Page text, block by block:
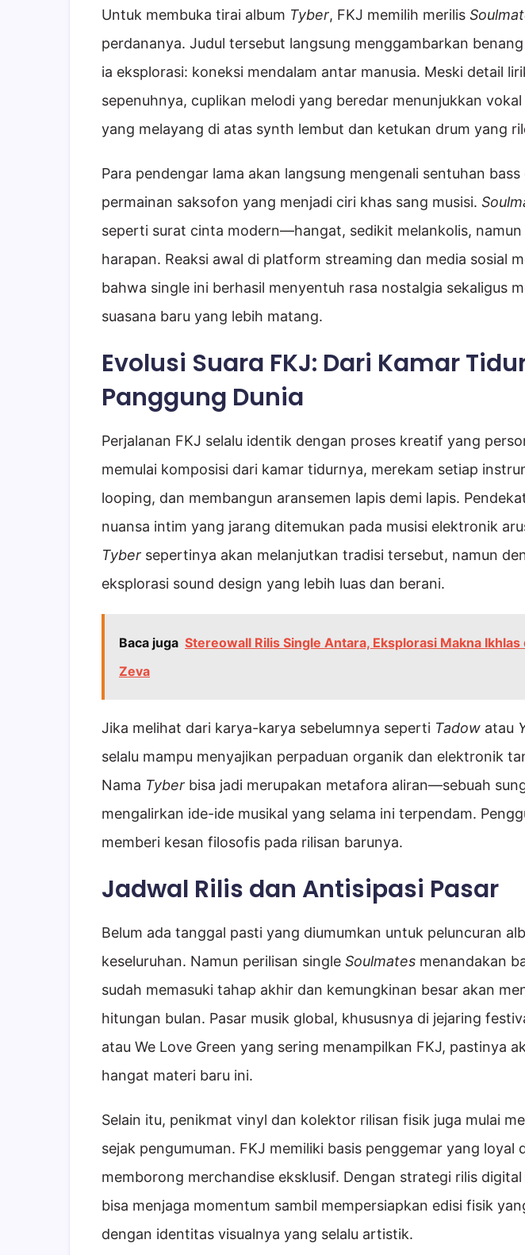
Untuk membuka tirai album Tyber, FKJ memilih merilis
perdananya. Judul tersebut langsung menggambarkan
ia eksplorasi: koneksi mendalam antar manusia. Meski detail
sepenuhnya, cuplikan melodi yang beredar menunjukkan
yang melayang di atas synth lembut dan ketukan drum yang
Para pendengar lama akan langsung mengenali sentuhan
permainan saksofon yang menjadi ciri khas sang musisi.
seperti surat cinta modern—hangat, sedikit melankolis,
harapan. Reaksi awal di platform streaming dan media sosial
bahwa single ini berhasil menyentuh rasa nostalgia sekaligus
suasana baru yang lebih matang.
Evolusi Suara FKJ: Dari Kamar
Panggung Dunia
Perjalanan FKJ selalu identik dengan proses kreatif yang
memulai komposisi dari kamar tidurnya, merekam setiap
looping, dan membangun aransemen lapis demi lapis.
nuansa intim yang jarang ditemukan pada musisi elektronik
Tyber sepertinya akan melanjutkan tradisi tersebut, namun
eksplorasi sound design yang lebih luas dan berani.
Baca juga Stereowall Rilis Single Antara, Eksplorasi Makna Ikhlas
Zeva
Jika melihat dari karya-karya sebelumnya seperti Tadow atau
selalu mampu menyajikan perpaduan organik dan elektronik
Nama Tyber bisa jadi merupakan metafora aliran—sebuah
mengalirkan ide-ide musikal yang selama ini terpendam.
memberi kesan filosofis pada rilisan barunya.
Jadwal Rilis dan Antisipasi Pasar
Belum ada tanggal pasti yang diumumkan untuk peluncuran
keseluruhan. Namun perilisan single Soulmates menandakan
sudah memasuki tahap akhir dan kemungkinan besar akan
hitungan bulan. Pasar musik global, khususnya di jejaring
atau We Love Green yang sering menampilkan FKJ, pastinya
hangat materi baru ini.
Selain itu, penikmat vinyl dan kolektor rilisan fisik juga mulai
sejak pengumuman. FKJ memiliki basis penggemar yang loyal
memborong merchandise eksklusif. Dengan strategi rilis
bisa menjaga momentum sambil mempersiapkan edisi fisik
dengan identitas visualnya yang selalu artistik.